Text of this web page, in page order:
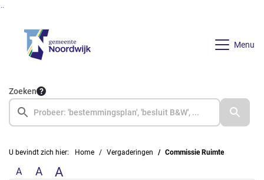
Menu
Zoeken
U bevindt zich hier: Home Vergaderingen Commissie Ruimte
A A A